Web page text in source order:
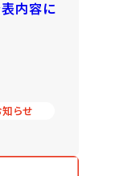
内容に
知らせ